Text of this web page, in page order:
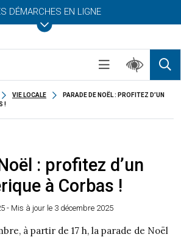
DÉMARCHES EN LIGNE
VIE LOCALE
PARADE DE NOËL : PROFITEZ D’UN
!
: profitez d’un
à Corbas !
- Mis à jour le 3 décembre 2025
à partir de 17 h, la parade de Noël